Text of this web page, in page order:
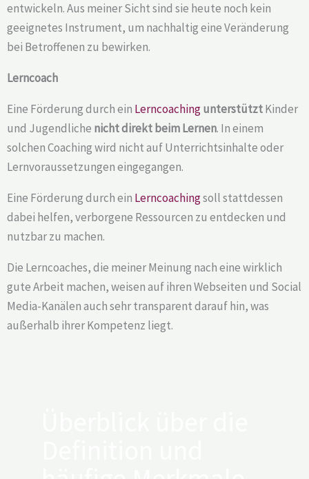
entwickeln. Aus meiner Sicht sind sie heute noch kein
geeignetes Instrument, um nachhaltig eine Veränderung
bei Betroffenen zu bewirken.
Lerncoach
Eine Förderung durch ein LerncoachingunterstütztKinder
und Jugendliche nicht direkt beim Lernen. In einem
solchen Coaching wird nicht auf Unterrichtsinhalte oder
Lernvoraussetzungen eingegangen.
Eine Förderung durch ein Lerncoachingsoll stattdessen
dabei helfen, verborgene Ressourcen zu entdecken und
nutzbar zu machen.
Die Lerncoaches, die meiner Meinung nach eine wirklich
gute Arbeit machen, weisen auf ihren Webseiten und Social
Media-Kanälen auch sehr transparent darauf hin, was
außerhalb ihrer Kompetenz liegt.